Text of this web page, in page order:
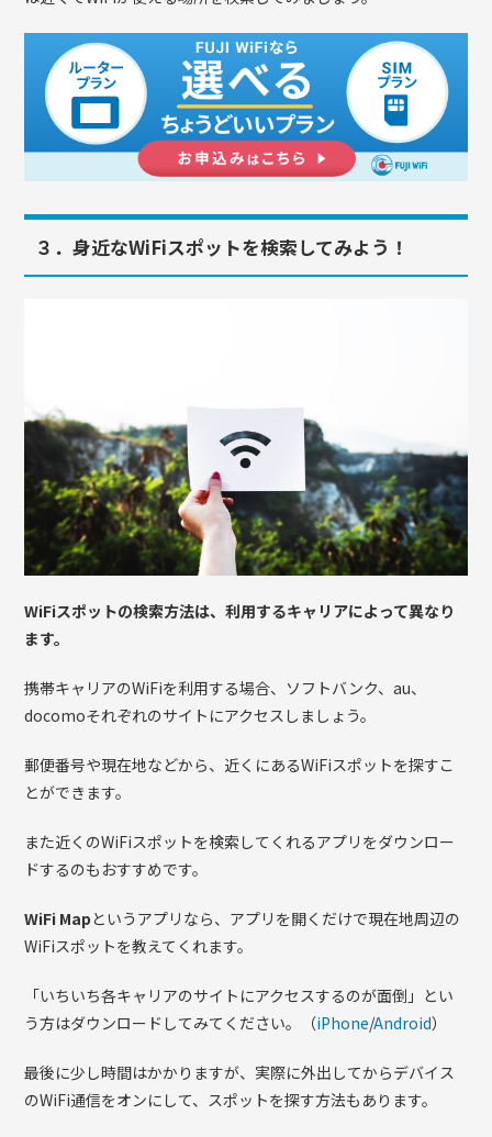
３．身近なWiFiスポットを検索してみよう！
WiFiスポットの検索方法は、利用するキャリアによって異なり
ます。
携帯キャリアのWiFiを利用する場合、ソフトバンク、au、
docomoそれぞれのサイトにアクセスしましょう。
郵便番号や現在地などから、近くにあるWiFiスポットを探すこ
とができます。
また近くのWiFiスポットを検索してくれるアプリをダウンロー
ドするのもおすすめです。
WiFi Mapというアプリなら、アプリを開くだけで現在地周辺の
WiFiスポットを教えてくれます。
「いちいち各キャリアのサイトにアクセスするのが面倒」とい
う方はダウンロードしてみてください。（iPhone/Android）
最後に少し時間はかかりますが、実際に外出してからデバイス
のWiFi通信をオンにして、スポットを探す方法もあります。